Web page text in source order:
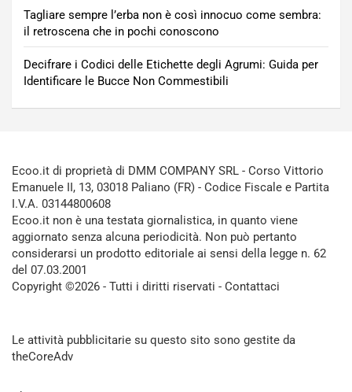
Tagliare sempre l’erba non è così innocuo come sembra:
il retroscena che in pochi conoscono
Decifrare i Codici delle Etichette degli Agrumi: Guida per
Identificare le Bucce Non Commestibili
Ecoo.it di proprietà di DMM COMPANY SRL - Corso Vittorio
Emanuele II, 13, 03018 Paliano (FR) - Codice Fiscale e Partita
I.V.A. 03144800608
Ecoo.it non è una testata giornalistica, in quanto viene
aggiornato senza alcuna periodicità. Non può pertanto
considerarsi un prodotto editoriale ai sensi della legge n. 62
del 07.03.2001
Copyright ©2026 - Tutti i diritti riservati - Contattaci
Le attività pubblicitarie su questo sito sono gestite da
theCoreAdv